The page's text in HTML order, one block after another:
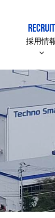
RECRUIT
採用情